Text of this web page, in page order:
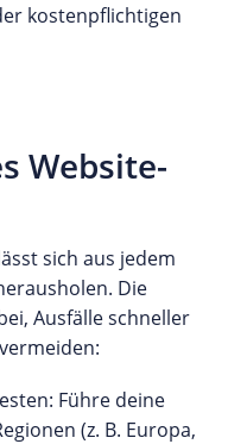
kostenpflichtigen
Website-
sich aus jedem
Die
Ausfälle schneller
Führe deine
(z. B. Europa,